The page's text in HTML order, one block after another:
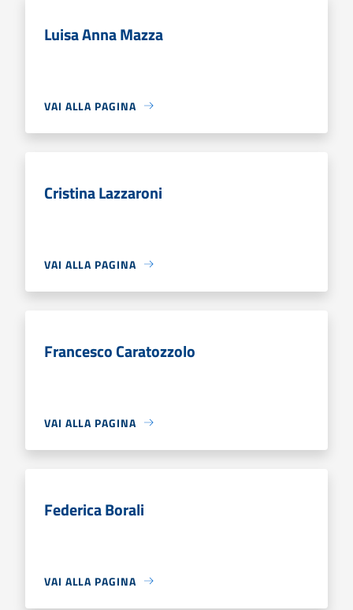
Luisa Anna Mazza
VAI ALLA PAGINA
Cristina Lazzaroni
VAI ALLA PAGINA
Francesco Caratozzolo
VAI ALLA PAGINA
Federica Borali
VAI ALLA PAGINA